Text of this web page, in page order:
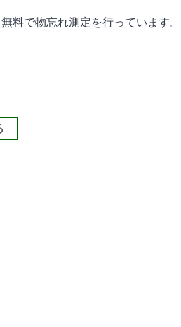
料で物忘れ測定を行っています